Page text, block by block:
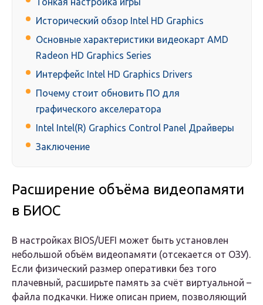
Исторический обзор Intel HD Graphics
Основные характеристики видеокарт AMD
Radeon HD Graphics Series
Интерфейс Intel HD Graphics Drivers
Почему стоит обновить ПО для
графического акселератора
Intel Intel(R) Graphics Control Panel Драйверы
Заключение
Расширение объёма видеопамяти
в БИОС
В настройках BIOS/UEFI может быть установлен
небольшой объём видеопамяти (отсекается от ОЗУ).
Если физический размер оперативки без того
плачевный, расширьте память за счёт виртуальной –
файла подкачки. Ниже описан прием, позволяющий